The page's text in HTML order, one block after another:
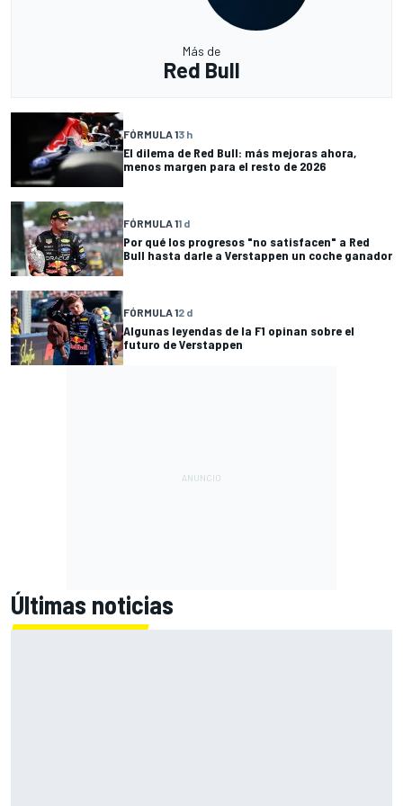
Más de
Red Bull
FÓRMULA 13 h
El dilema de Red Bull: más mejoras ahora,
menos margen para el resto de 2026
FÓRMULA 11 d
Por qué los progresos "no satisfacen" a Red
Bull hasta darle a Verstappen un coche ganador
FÓRMULA 12 d
Algunas leyendas de la F1 opinan sobre el
futuro de Verstappen
Últimas noticias